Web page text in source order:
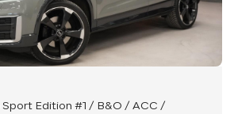
Edition #1 / B&O / ACC /